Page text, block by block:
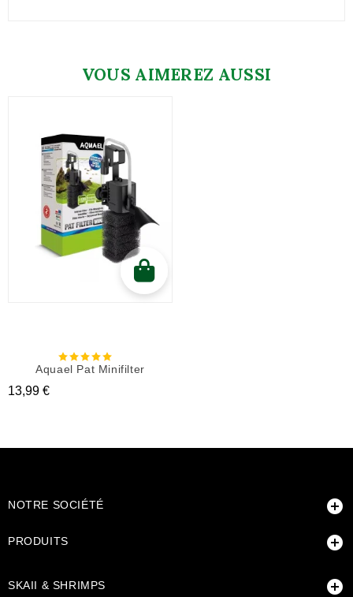
VOUS AIMEREZ AUSSI
Aquael Pat Minifilter
Prix
13,99 €
NOTRE SOCIÉTÉ 
PRODUITS 
SKAII & SHRIMPS 